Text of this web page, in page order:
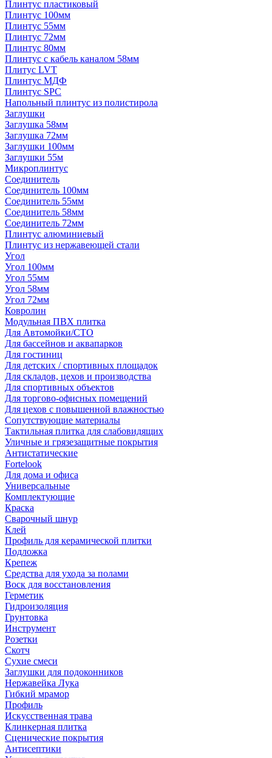
Плинтус пластиковый
Плинтус 100мм
Плинтус 55мм
Плинтус 72мм
Плинтус 80мм
Плинтус с кабель каналом 58мм
Плитус LVT
Плинтус МДФ
Плинтус SPC
Напольный плинтус из полистирола
Заглушки
Заглушка 58мм
Заглушка 72мм
Заглушки 100мм
Заглушки 55м
Микроплинтус
Соединитель
Соединитель 100мм
Соединитель 55мм
Соединитель 58мм
Соединитель 72мм
Плинтус алюминиевый
Плинтус из нержавеющей стали
Угол
Угол 100мм
Угол 55мм
Угол 58мм
Угол 72мм
Ковролин
Модульная ПВХ плитка
Для Автомойки/СТО
Для бассейнов и аквапарков
Для гостиниц
Для детских / спортивных площадок
Для складов, цехов и производства
Для спортивных объектов
Для торгово-офисных помещений
Для цехов с повышенной влажностью
Сопутствующие материалы
Тактильная плитка для слабовидящих
Уличные и грязезащитные покрытия
Антистатические
Fortelook
Для дома и офиса
Универсальные
Комплектующие
Краска
Сварочный шнур
Клей
Профиль для керамической плитки
Подложка
Крепеж
Средства для ухода за полами
Воск для восстановления
Герметик
Гидроизоляция
Грунтовка
Инструмент
Розетки
Скотч
Сухие смеси
Заглушки для подоконников
Нержавейка Лука
Гибкий мрамор
Профиль
Искусственная трава
Клинкерная плитка
Сценические покрытия
Антисептики